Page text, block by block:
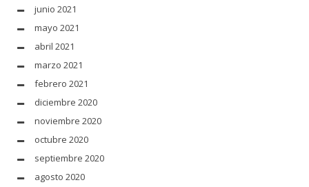
junio 2021
mayo 2021
abril 2021
marzo 2021
febrero 2021
diciembre 2020
noviembre 2020
octubre 2020
septiembre 2020
agosto 2020